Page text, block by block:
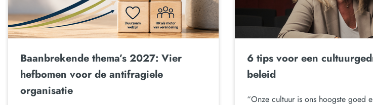
Baanbrekende thema’s 2027: Vier
hefbomen voor de antifragiele
organisatie
6 tips voor een
beleid
“Onze cultuur is ons hoogste goed